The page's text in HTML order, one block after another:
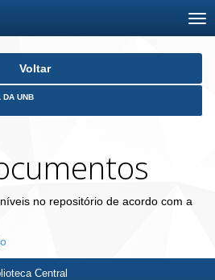
Voltar
DA UNB
no repositório de acordo com a
Central